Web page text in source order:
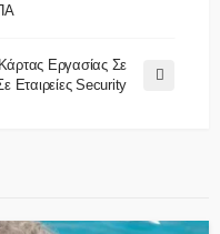
Εργασίας Σε
Εταιρείες Security